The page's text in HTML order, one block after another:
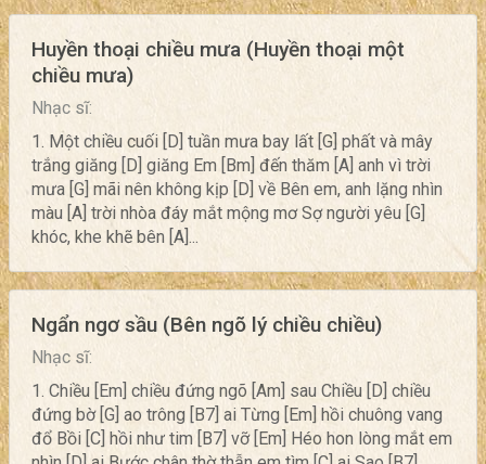
Huyền thoại chiều mưa (Huyền thoại một
chiều mưa)
Nhạc sĩ:
1. Một chiều cuối [D] tuần mưa bay lất [G] phất và mây
trắng giăng [D] giăng Em [Bm] đến thăm [A] anh vì trời
mưa [G] mãi nên không kịp [D] về Bên em, anh lặng nhìn
màu [A] trời nhòa đáy mắt mộng mơ Sợ người yêu [G]
khóc, khe khẽ bên [A]...
Ngẩn ngơ sầu (Bên ngõ lý chiều chiều)
Nhạc sĩ:
1. Chiều [Em] chiều đứng ngõ [Am] sau Chiều [D] chiều
đứng bờ [G] ao trông [B7] ai Từng [Em] hồi chuông vang
đổ Bồi [C] hồi như tim [B7] vỡ [Em] Héo hon lòng mắt em